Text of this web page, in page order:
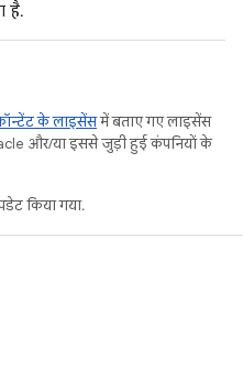
है.
के लाइसेंसमें बताए गए लाइसेंस
और/या इससे जुड़ी हुई कंपनियों के
किया गया.